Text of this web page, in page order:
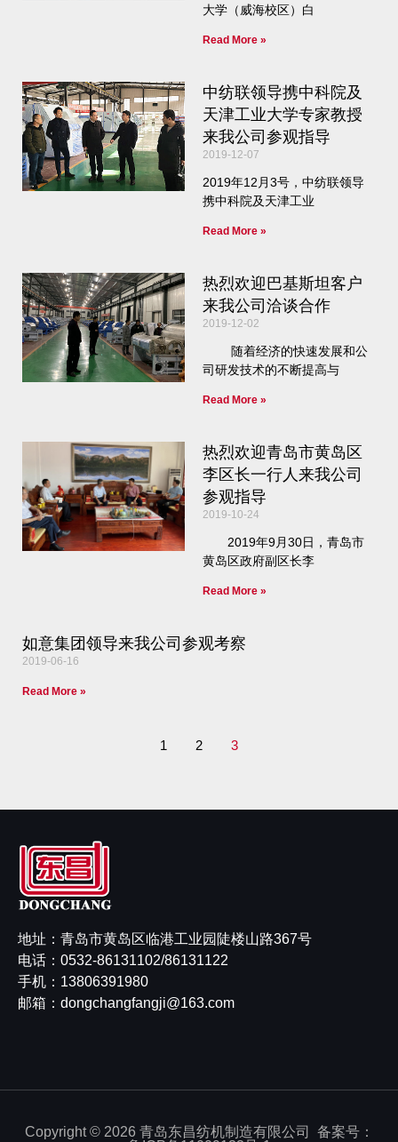
大学（威海校区）白
Read More »
中纺联领导携中科院及
天津工业大学专家教授
来我公司参观指导
2019-12-07
2019年12月3号，中纺联领导
携中科院及天津工业
Read More »
热烈欢迎巴基斯坦客户
来我公司洽谈合作
2019-12-02
随着经济的快速发展和公
司研发技术的不断提高与
Read More »
热烈欢迎青岛市黄岛区
李区长一行人来我公司
参观指导
2019-10-24
2019年9月30日，青岛市
黄岛区政府副区长李
Read More »
如意集团领导来我公司参观考察
2019-06-16
Read More »
1 2 3
地址：青岛市黄岛区临港工业园陡楼山路367号
电话：0532-86131102/86131122
手机： 13806391980
邮箱： dongchangfangji@163.com
Copyright © 2026 青岛东昌纺机制造有限公司 备案号：